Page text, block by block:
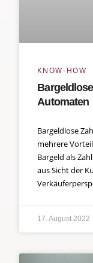
KNOW-HOW
Automaten
Bargeldlose
mehrere
Bargeld als
aus Sicht der
17. August 2022